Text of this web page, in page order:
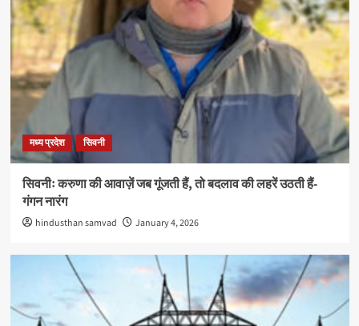
मध्य प्रदेश सिवनी
सिवनीः करुणा की आवाज़ें जब गूंजती हैं, तो बदलाव की लहरें उठती हैं-
गंगन नारंग
hindusthan samvad January 4, 2026